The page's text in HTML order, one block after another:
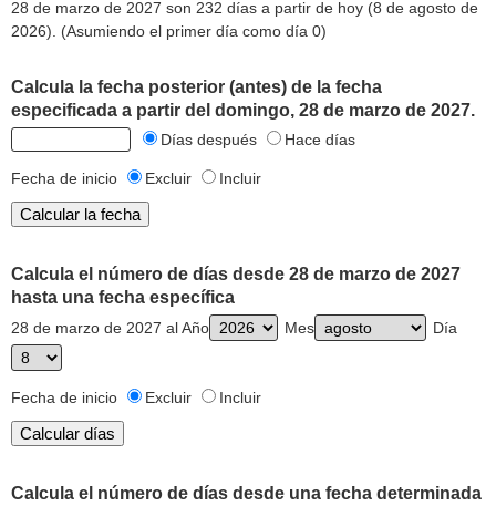
28 de marzo de 2027 son 232 días a partir de hoy (8 de agosto de
2026). (Asumiendo el primer día como día 0)
Calcula la fecha posterior (antes) de la fecha
especificada a partir del domingo, 28 de marzo de 2027.
Días después Hace días
Fecha de inicio Excluir Incluir
Calcula el número de días desde 28 de marzo de 2027
hasta una fecha específica
28 de marzo de 2027 al Año Mes Día
Fecha de inicio Excluir Incluir
Calcula el número de días desde una fecha determinada